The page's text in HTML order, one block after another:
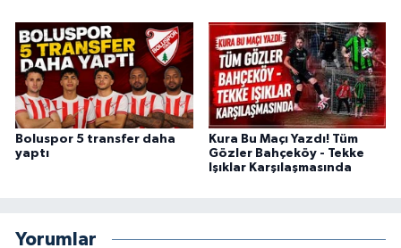
Boluspor 5 transfer daha
yaptı
Kura Bu Maçı Yazdı! Tüm
Gözler Bahçeköy - Tekke
Işıklar Karşılaşmasında
Yorumlar